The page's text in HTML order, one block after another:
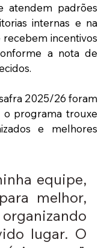
atendem padrões
internas e na
incentivos
a nota de
2025/26 foram
o programa trouxe
e melhores
equipe,
melhor,
lugar. O